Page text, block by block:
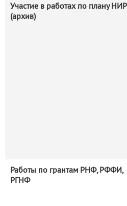
Участие в работах по плану НИР
(архив)
Работы по грантам РНФ, РФФИ,
РГНФ